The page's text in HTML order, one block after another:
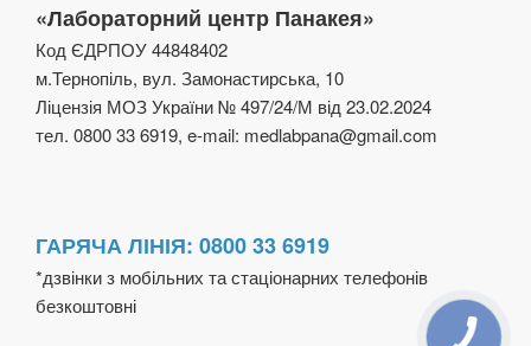
«Лабораторний центр Панакея»
Код ЄДРПОУ 44848402
м.Тернопіль, вул. Замонастирська, 10
Ліцензія МОЗ України № 497/24/М від 23.02.2024
тел. 0800 33 6919, e-mail: medlabpana@gmail.com
ГАРЯЧА ЛІНІЯ: 0800 33 6919
*дзвінки з мобільних та стаціонарних телефонів
безкоштовні